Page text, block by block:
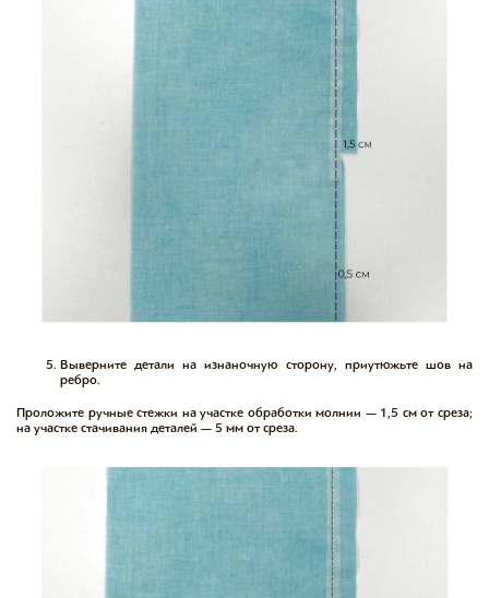
Выверните детали на изнаночную сторону, приутюжьте шов на
ребро.
Проложите ручные стежки на участке обработки молнии — 1,5 см от среза;
на участке стачивания деталей — 5 мм от среза.